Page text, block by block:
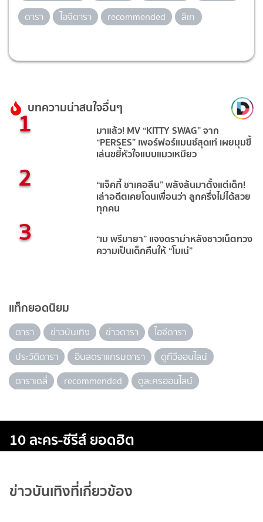
ดารา
ไอจีดารา recommended ลิเก
บทความน่าสนใจอื่นๆ
1 มาแล้ว! MV “KITTY SWAG” จาก
“PERSES” เพอร์ฟอร์แมนซ์สุดเท่ เผยมุมขี้
เล่นขยี้หัวใจแบบแมวเหมียว
2 “แจ็คกี้ ชาเคอลีน” พลังล้นมาตั้งแต่เด็ก!
เล่าอดีตเคยโดนเพื่อนว่า ลูกครึ่งไม่ได้สวย
ทุกคน
3 “เม พรีมายา” แจงดราม่าหลังชาวเน็ตทวง
ความเป็นเด็กคืนให้ “โมเน่”
แท็กยอดนิยม
ดารา ข่าวบันเทิง ข่าวดารา
ไอจีดารา
ประวัติดารา
อินสตราแกรมดารา
ดูทีวีออนไลน์
ดาราเดลี่
recommended ดูละครออนไลน์
10 ละคร-ซีรีส์ ยอดฮิต
ข่าวบันเทิงที่เกี่ยวข้อง